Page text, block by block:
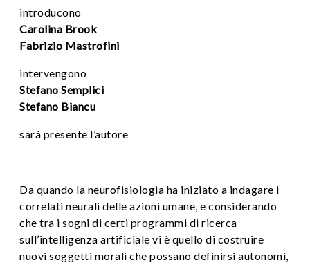
introducono
Carolina Brook
Fabrizio Mastrofini
intervengono
Stefano Semplici
Stefano Biancu
sarà presente l’autore
Da quando la neurofisiologia ha iniziato a indagare i
correlati neurali delle azioni umane, e considerando
che tra i sogni di certi programmi di ricerca
sull’intelligenza artificiale vi è quello di costruire
nuovi soggetti morali che possano definirsi autonomi,